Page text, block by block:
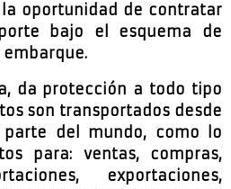
oportunidad de contratar
bajo el esquema de
da protección a todo tipo
son transportados desde
del mundo, como lo
para: ventas, compras,
exportaciones,